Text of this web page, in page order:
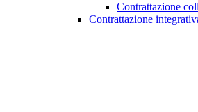
Contrattazione
Contrattazione